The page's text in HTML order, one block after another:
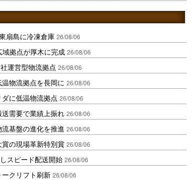
扇島に冷凍倉庫 26/08/06
拠点が厚木に完成 26/08/06
運営型物流拠点 26/08/06
物流拠点を長岡に 26/08/06
に低温物流拠点 26/08/06
需要で業績上振れ 26/08/06
基盤の進化を推進 26/08/06
の現場革新特別賞 26/08/06
スピード配送開始 26/08/06
クリフト刷新 26/08/06